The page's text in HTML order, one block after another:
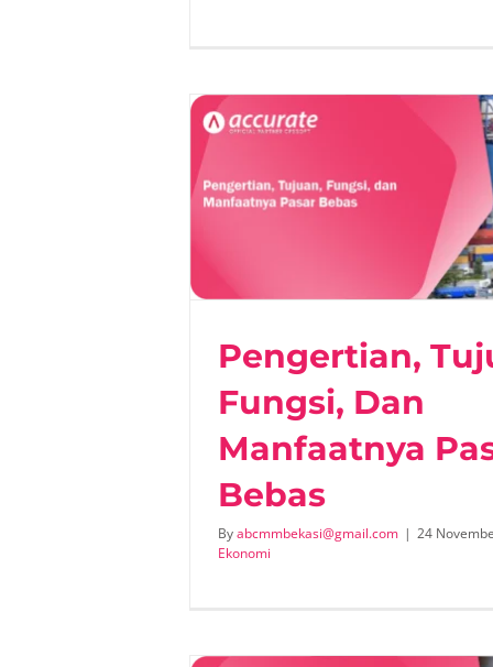
Pengertian,
Fungsi, Dan
Manfaatnya
Bebas
Byabcmmbekasi@gmail.com | 24
Ekonomi